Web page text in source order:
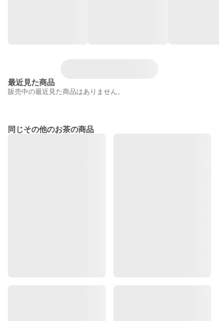
最近見た商品
販売中の最近見た商品はありません。
同じその他のお茶の商品